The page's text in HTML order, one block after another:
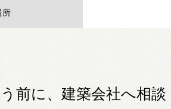
所
前に、建築会社へ相談